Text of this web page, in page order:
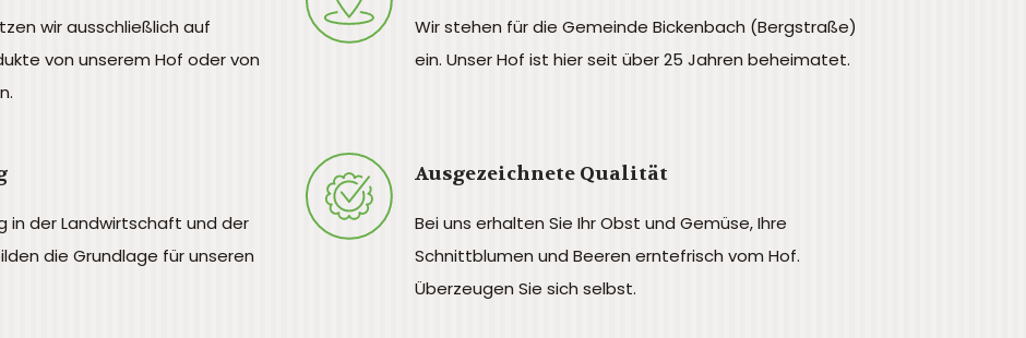
wir ausschließlich auf
von unserem Hof oder von
Wir stehen für die Gemeinde Bickenbach (Bergstraße)
ein. Unser Hof ist hier seit über 25 Jahren beheimatet.
in der Landwirtschaft und der
die Grundlage für unseren
Ausgezeichnete Qualität
Bei uns erhalten Sie Ihr Obst und Gemüse, Ihre
Schnittblumen und Beeren erntefrisch vom Hof.
Überzeugen Sie sich selbst.